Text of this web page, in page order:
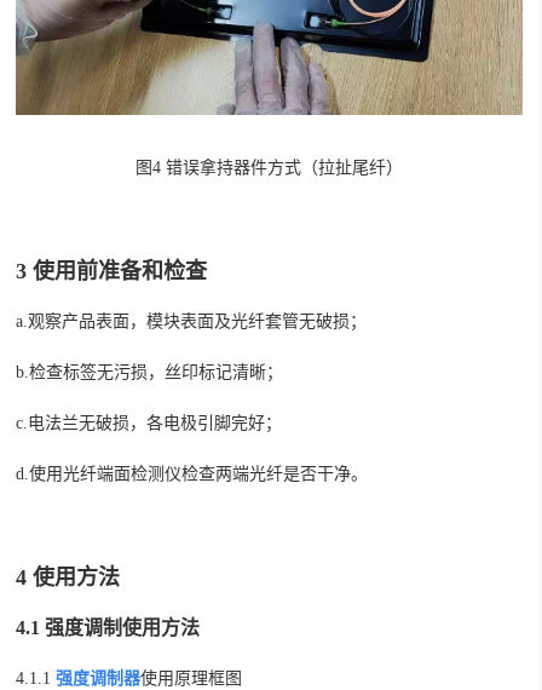
图4 错误拿持器件方式（拉扯尾纤）
3使用前准备和检查
a.观察产品表面，模块表面及光纤套管无破损；
b.检查标签无污损，丝印标记清晰；
c.电法兰无破损，各电极引脚完好；
d.使用光纤端面检测仪检查两端光纤是否干净。
4使用方法
4.1 强度调制使用方法
4.1.1强度调制器使用原理框图